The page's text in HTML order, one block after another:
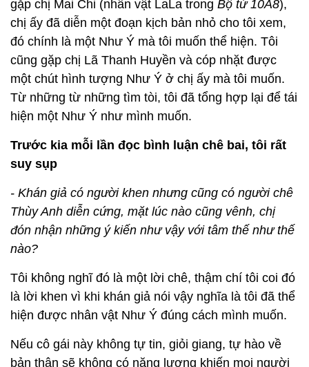
gặp chị Mai Chi (nhân vật LaLa trong Bộ tứ 10A8),
chị ấy đã diễn một đoạn kịch bản nhỏ cho tôi xem,
đó chính là một Như Ý mà tôi muốn thể hiện. Tôi
cũng gặp chị Lã Thanh Huyền và cóp nhặt được
một chút hình tượng Như Ý ở chị ấy mà tôi muốn.
Từ những từ những tìm tòi, tôi đã tổng hợp lại để tái
hiện một Như Ý như mình muốn.
Trước kia mỗi lần đọc bình luận chê bai, tôi rất
suy sụp
- Khán giả có người khen nhưng cũng có người chê
Thùy Anh diễn cứng, mặt lúc nào cũng vênh, chị
đón nhận những ý kiến như vậy với tâm thế như thế
nào?
Tôi không nghĩ đó là một lời chê, thậm chí tôi coi đó
là lời khen vì khi khán giả nói vậy nghĩa là tôi đã thể
hiện được nhân vật Như Ý đúng cách mình muốn.
Nếu cô gái này không tự tin, giỏi giang, tự hào về
bản thân sẽ không có năng lượng khiến mọi người